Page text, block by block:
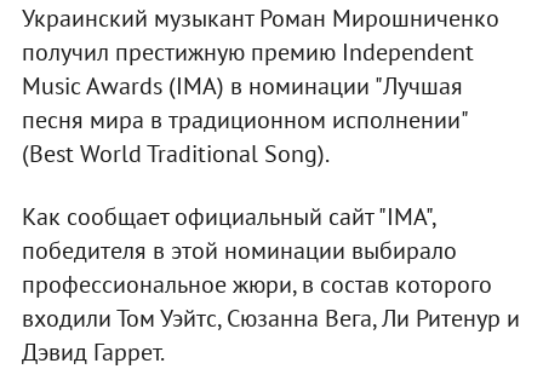
Украинский музыкант Роман Мирошниченко
получил престижную премию Independent
Music Awards (IMA) в номинации "Лучшая
песня мира в традиционном исполнении"
(Best World Traditional Song).
Как сообщает официальный сайт "IMA",
победителя в этой номинации выбирало
профессиональное жюри, в состав которого
входили Том Уэйтс, Сюзанна Вега, Ли Ритенур и
Дэвид Гаррет.